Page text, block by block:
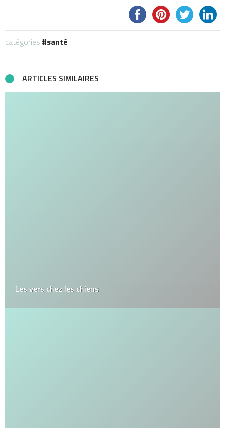
catégories: santé
ARTICLES SIMILAIRES
Les vers chez les chiens